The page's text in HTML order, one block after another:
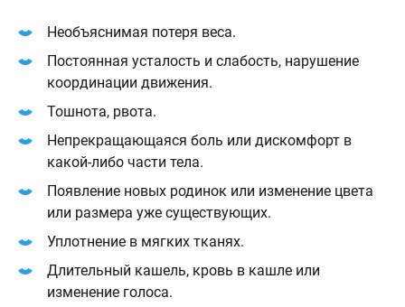
Необъяснимая потеря веса.
Постоянная усталость и слабость, нарушение
координации движения.
Тошнота, рвота.
Непрекращающаяся боль или дискомфорт в
какой-либо части тела.
Появление новых родинок или изменение цвета
или размера уже существующих.
Уплотнение в мягких тканях.
Длительный кашель, кровь в кашле или
изменение голоса.